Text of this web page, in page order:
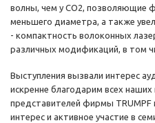
волны, чем у СО2, позволяющие
меньшего диаметра, а также
- компактность волоконных
различных модификаций, в том
Выступления вызвали интерес
искренне благодарим всех наших
представителей фирмы
интерес и активное участие в